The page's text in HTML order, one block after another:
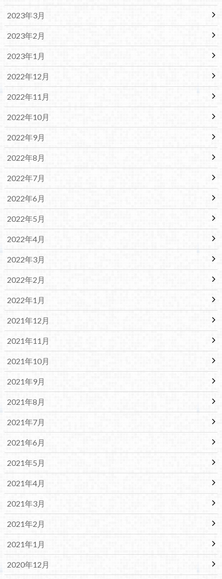
2023年3月
2023年2月
2023年1月
2022年12月
2022年11月
2022年10月
2022年9月
2022年8月
2022年7月
2022年6月
2022年5月
2022年4月
2022年3月
2022年2月
2022年1月
2021年12月
2021年11月
2021年10月
2021年9月
2021年8月
2021年7月
2021年6月
2021年5月
2021年4月
2021年3月
2021年2月
2021年1月
2020年12月